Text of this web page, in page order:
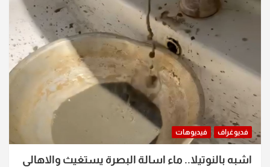
فديوغراف فيديوهات
اشبه بالنوتيلا.. ماء اسالة البصرة يستغيث والاهالي